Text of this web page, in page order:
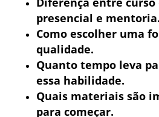
presencial e mentoria.
Como escolher uma
qualidade.
Quanto tempo leva
essa habilidade.
Quais materiais são
para começar.